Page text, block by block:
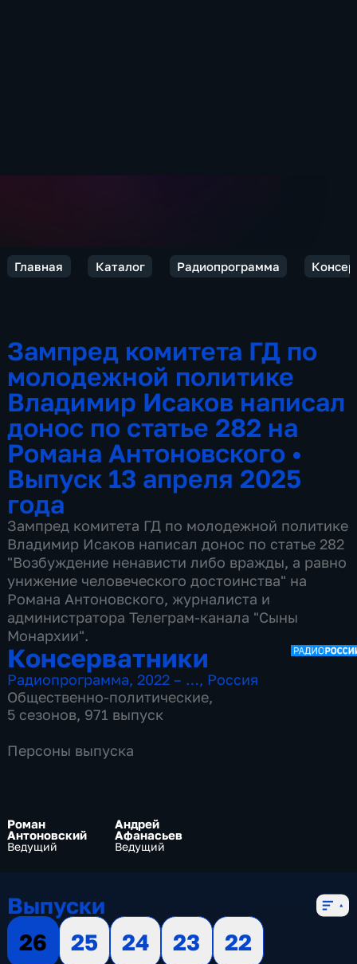
Главная Каталог Радиопрограмма
Зампред комитета ГД по
молодежной политике
Владимир Исаков написал
донос по статье 282 на
Романа Антоновского •
Выпуск 13 апреля 2025
года
Зампред комитета ГД по молодежной политике
Владимир Исаков написал донос по статье 282
"Возбуждение ненависти либо вражды, а равно
унижение человеческого достоинства" на
Романа Антоновского, журналиста и
администратора Телеграм-канала "Сыны
Монархии".
Консерватники
Радиопрограмма,2022 – …, Россия
Общественно-политические,
5 сезонов, 971 выпуск
Персоны выпуска
Роман
Антоновский
Ведущий
Андрей
Афанасьев
Ведущий
Выпуски
26
25 24 23
22